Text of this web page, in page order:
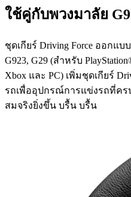
ใช้คู่กับพวงมาลัย
ชุดเกียร์ Driving Force ออกแ
G923, G29 (สำหรับ
Xbox และ PC) เพิ่มชุดเกียร์
รถเพื่ออุปกรณ์การแข่งรถที่ค
สมจริงยิ่งขึ้น บรื้น บรื้น